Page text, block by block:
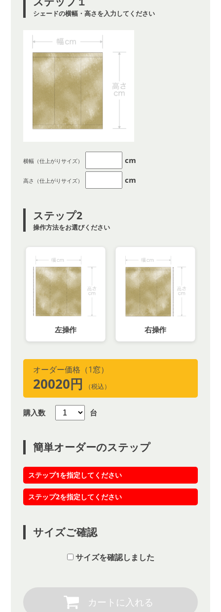
シェードの横幅・高さを入力してください
横幅（仕上がりサイズ） cm
高さ（仕上がりサイズ） cm
ステップ2
操作方法をお選びください
左操作 右操作
オーダー価格（1窓）
20020円 （税込）
購入数 台
簡単オーダーのステップ
ステップ1を指定してください
ステップ2を指定してください
サイズご確認
サイズを確認しました